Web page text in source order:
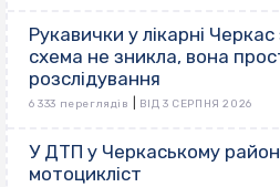
Рукавички у лікарні
схема не зникла, вона
розслідування
6 333 переглядів ВІД 3 СЕРПНЯ 2026
У ДТП у Черкаському
мотоцикліст